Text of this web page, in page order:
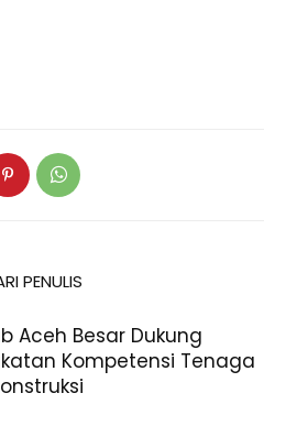
PENULIS
Aceh Besar Dukung
Kompetensi Tenaga